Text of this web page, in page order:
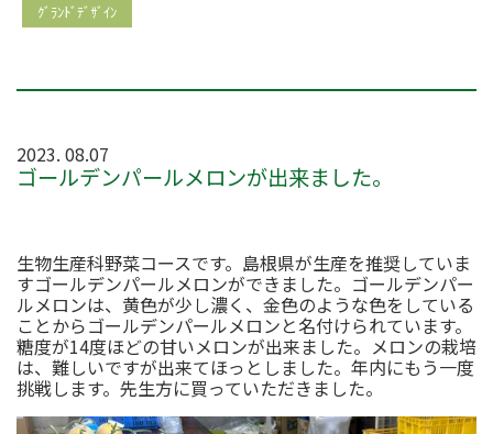
ｸﾞﾗﾝﾄﾞﾃﾞｻﾞｲﾝ
2023. 08.07
ゴールデンパールメロンが出来ました。
生物生産科野菜コースです。島根県が生産を推奨していま
すゴールデンパールメロンができました。ゴールデンパー
ルメロンは、黄色が少し濃く、金色のような色をしている
ことからゴールデンパールメロンと名付けられています。
糖度が14度ほどの甘いメロンが出来ました。メロンの栽培
は、難しいですが出来てほっとしました。年内にもう一度
挑戦します。先生方に買っていただきました。